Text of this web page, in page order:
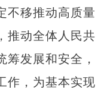
不移推动高质量
推动全体人民共
发展和安全，
作，为基本实现